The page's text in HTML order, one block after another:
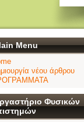
Menu
νέου άρθρου
Φυσικών